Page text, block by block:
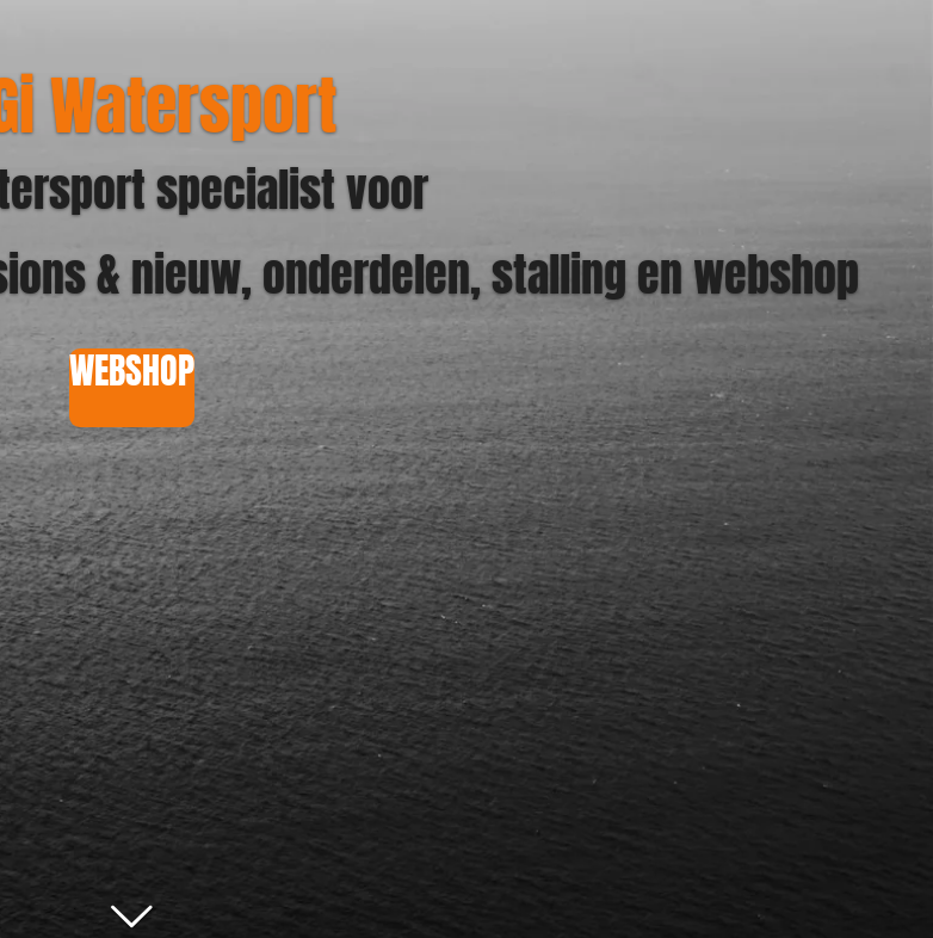
Watersport
specialist voor
& nieuw, onderdelen, stalling en webshop
WEBSHOP